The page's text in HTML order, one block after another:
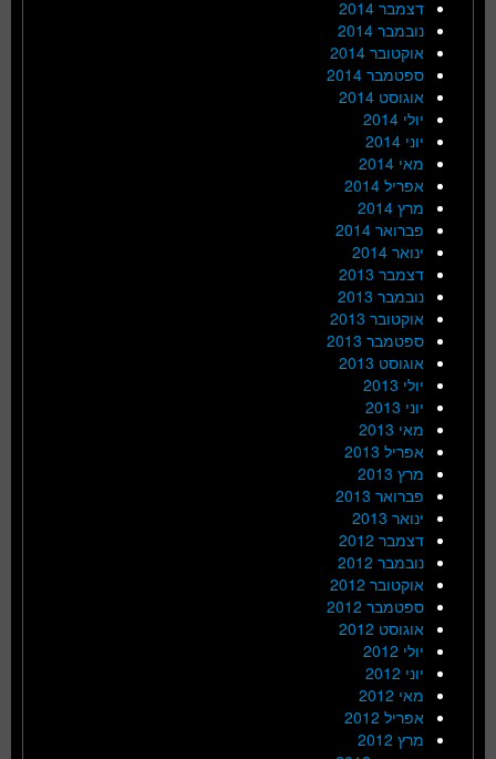
דצמבר 2014
נובמבר 2014
אוקטובר 2014
ספטמבר 2014
אוגוסט 2014
יולי 2014
יוני 2014
מאי 2014
אפריל 2014
מרץ 2014
פברואר 2014
ינואר 2014
דצמבר 2013
נובמבר 2013
אוקטובר 2013
ספטמבר 2013
אוגוסט 2013
יולי 2013
יוני 2013
מאי 2013
אפריל 2013
מרץ 2013
פברואר 2013
ינואר 2013
דצמבר 2012
נובמבר 2012
אוקטובר 2012
ספטמבר 2012
אוגוסט 2012
יולי 2012
יוני 2012
מאי 2012
אפריל 2012
מרץ 2012